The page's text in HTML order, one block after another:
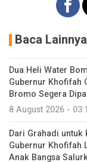
Baca Lainnya
Dua Heli Water
Gubernur Khofifah
Bromo Segera
8 August 2026 -
Dari Grahadi untuk
Gubernur Khofifah
Anak Bangsa